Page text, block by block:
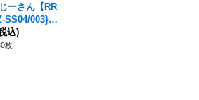
ーさん【RR
SS04/003}
ロドラゴンエ
》
込)
枚